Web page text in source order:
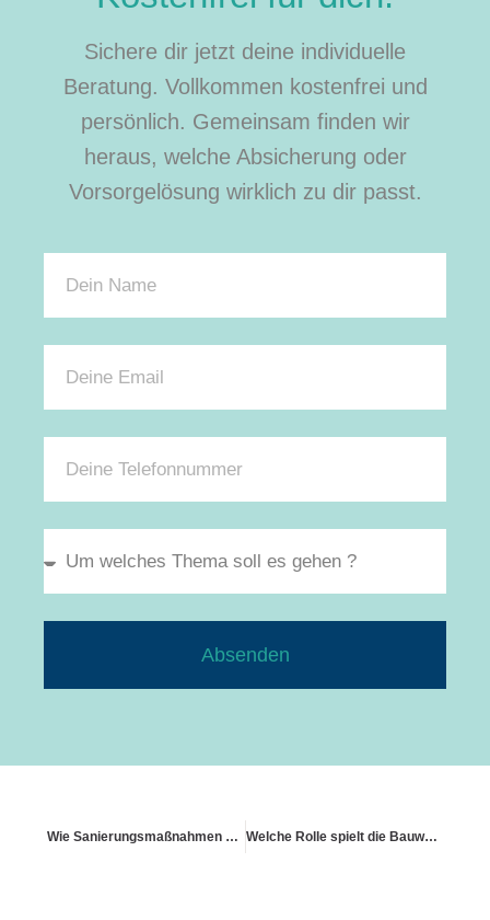
Sichere dir jetzt deine individuelle
Beratung. Vollkommen kostenfrei und
persönlich. Gemeinsam finden wir
heraus, welche Absicherung oder
Vorsorgelösung wirklich zu dir passt.
Absenden
Wie Sanierungsmaßnahmen den Versicherungswert beeinflussen Welche Rolle spielt die Bauweise (z. B. Holz vs. Massiv)?